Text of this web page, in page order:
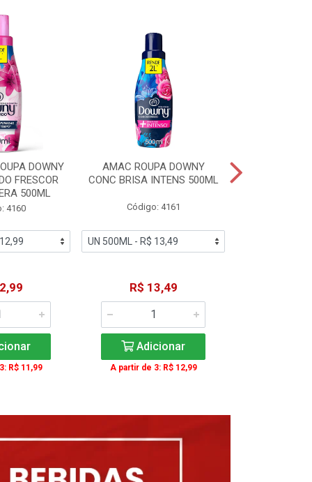
DOWNY
FRESCOR
500ML
4160
R$ 11,99
AMAC ROUPA DOWNY
CONC BRISA INTENS 500ML
Código: 4161
R$ 13,49
Adicionar
A partir de 3: R$ 12,99